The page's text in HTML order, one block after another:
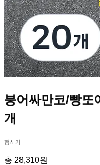
붕어싸만코/빵또
개
행사가
총 28,310원